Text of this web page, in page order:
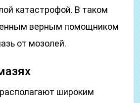
катастрофой. В таком
верным помощником
от мозолей.
широким